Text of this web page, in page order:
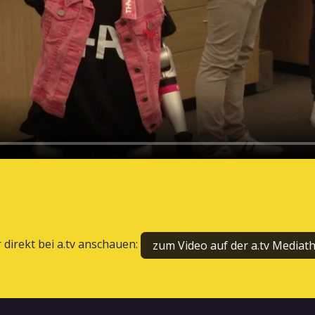
direkt bei a.tv anschauen: zum Video auf der a.tv